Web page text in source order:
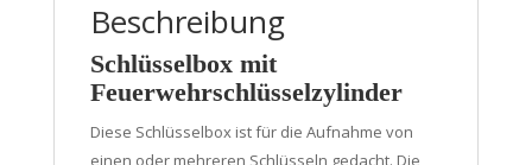
Beschreibung
Schlüsselbox mit
Feuerwehrschlüsselzylinder
Diese Schlüsselbox ist für die Aufnahme von
einen oder mehreren Schlüsseln gedacht. Die